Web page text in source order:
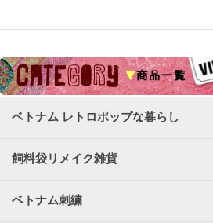
ベトナム レトロポップな暮らし
飼料袋リメイク雑貨
ベトナム刺繍